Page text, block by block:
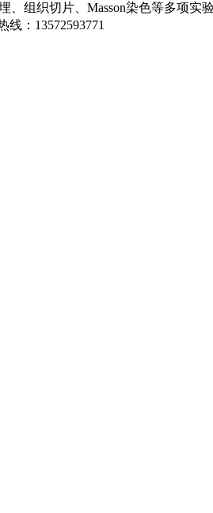
组织切片、Masson染色等多项
线：13572593771